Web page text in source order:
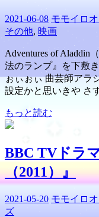
2021-06-08 モモイロ
その他, 映画
Adventures of Aladdin
法のランプ』を下敷
ぉぃぉぃ 曲芸師アラ
設定かと思いきや さ
もっと読む
BBC TVドラ
（2011）』
2021-05-20 モモイロ
ズ